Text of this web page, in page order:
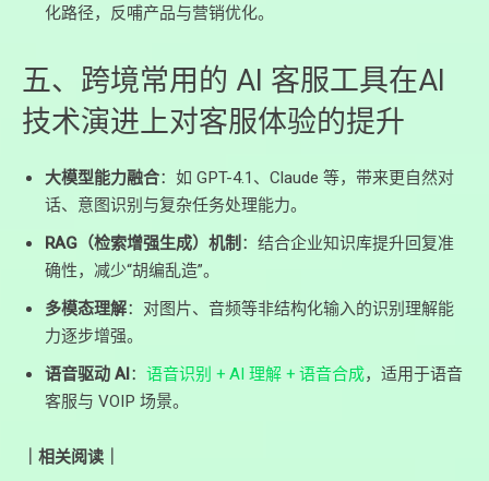
化路径，反哺产品与营销优化。
五、跨境常用的 AI 客服工具在AI
技术演进上对客服体验的提升
大模型能力融合：如 GPT-4.1、Claude 等，带来更自然对
话、意图识别与复杂任务处理能力。
RAG（检索增强生成）机制：结合企业知识库提升回复准
确性，减少“胡编乱造”。
多模态理解：对图片、音频等非结构化输入的识别理解能
力逐步增强。
语音驱动 AI： 语音识别 + AI 理解 + 语音合成，适用于语音
客服与 VOIP 场景。
｜相关阅读｜